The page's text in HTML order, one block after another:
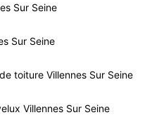
Sur Seine
Sur Seine
toiture Villennes Sur Seine
Villennes Sur Seine